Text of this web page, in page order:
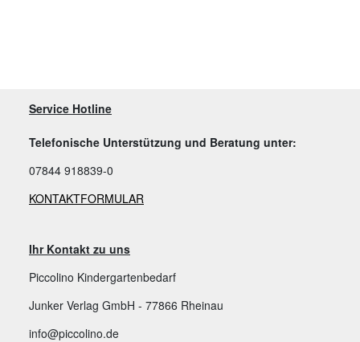
Service Hotline
Telefonische Unterstützung und Beratung unter:
07844 918839-0
KONTAKTFORMULAR
Ihr Kontakt zu uns
Piccolino Kindergartenbedarf
Junker Verlag GmbH - 77866 Rheinau
info@piccolino.de